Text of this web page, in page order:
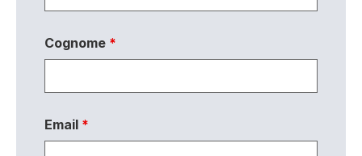
Cognome *
Email *